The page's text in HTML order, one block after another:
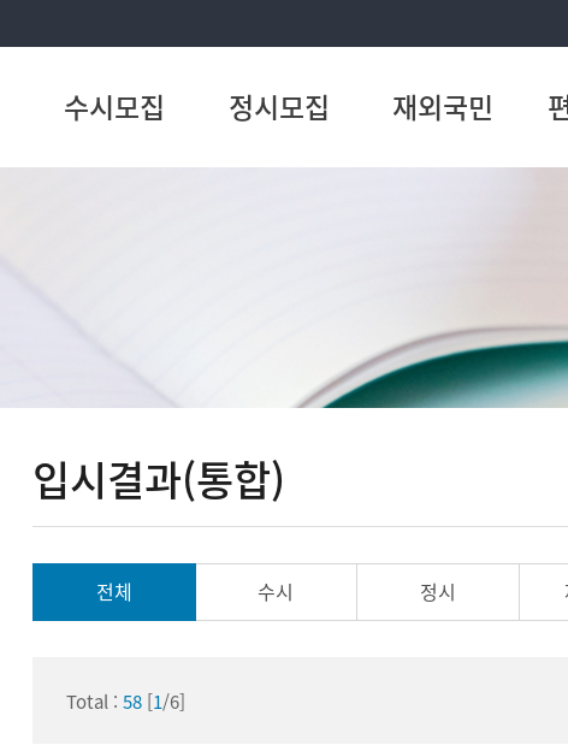
수시모집 정시모집 재외국민
입시결과(통합)
전체 수시 정시
Total :58 [1/6]